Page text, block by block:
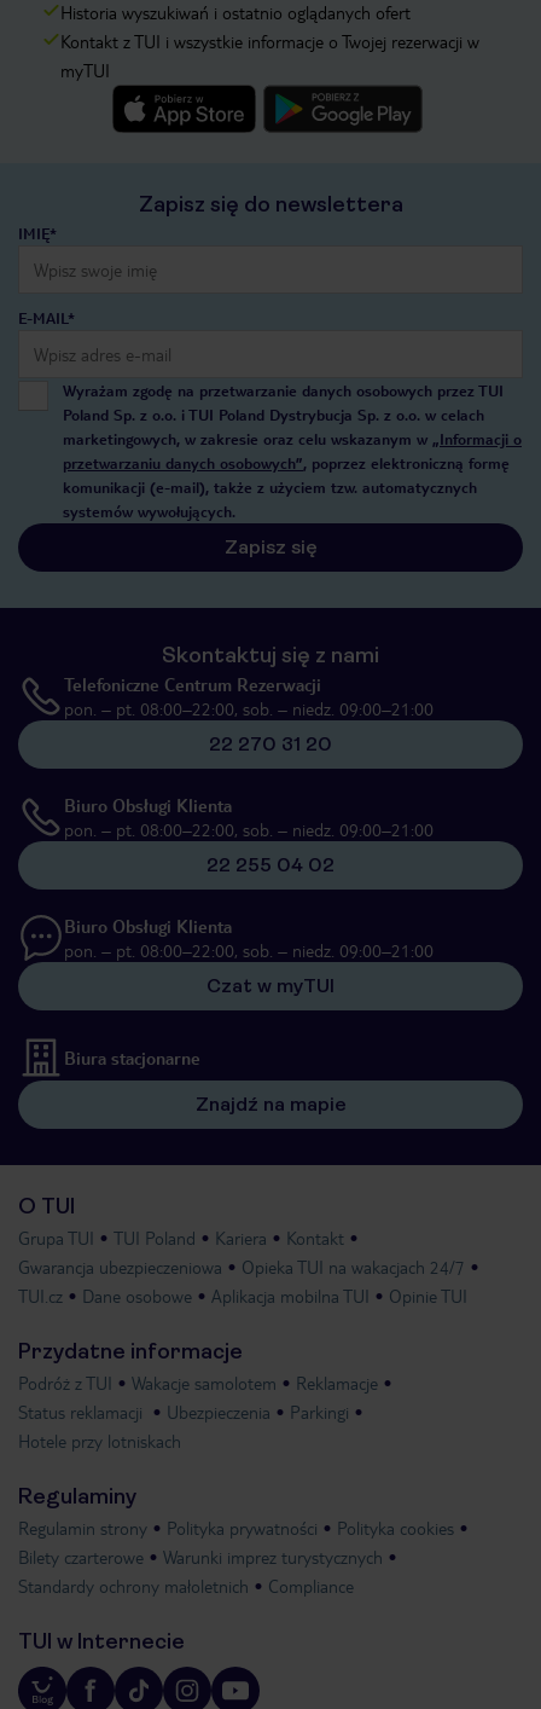
Historia wyszukiwań i ostatnio oglądanych ofert
Kontakt z TUI i wszystkie informacje o Twojej rezerwacji w
myTUI
Zapisz się do newslettera
IMIĘ*
E-MAIL*
Wyrażam zgodę na przetwarzanie danych osobowych przez TUI
Poland Sp. z o.o. i TUI Poland Dystrybucja Sp. z o.o. w celach
marketingowych, w zakresie oraz celu wskazanym w „Informacji o
przetwarzaniu danych osobowych”, poprzez elektroniczną formę
komunikacji (e-mail), także z użyciem tzw. automatycznych
systemów wywołujących.
Zapisz się
Skontaktuj się z nami
Telefoniczne Centrum Rezerwacji
pon. – pt. 08:00–22:00, sob. – niedz. 09:00–21:00
22 270 31 20
Biuro Obsługi Klienta
pon. – pt. 08:00–22:00, sob. – niedz. 09:00–21:00
22 255 04 02
Biuro Obsługi Klienta
pon. – pt. 08:00–22:00, sob. – niedz. 09:00–21:00
Czat w myTUI
Biura stacjonarne
Znajdź na mapie
O TUI
Grupa TUI TUI Poland Kariera
Kontakt
Gwarancja ubezpieczeniowa
Opieka TUI na wakacjach 24/7
TUI.cz
Dane osobowe Aplikacja mobilna TUI Opinie TUI
Przydatne informacje
Podróż z TUI Wakacje samolotem
Reklamacje
Status reklamacji
Ubezpieczenia
Parkingi
Hotele przy lotniskach
Regulaminy
Regulamin strony Polityka prywatności
Polityka cookies
Bilety czarterowe
Warunki imprez turystycznych
Standardy ochrony małoletnich
Compliance
TUI w Internecie